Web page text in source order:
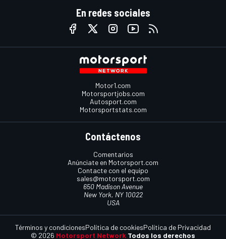
En redes sociales
Motor1.com
Motorsportjobs.com
Autosport.com
Motorsportstats.com
Contáctenos
Comentarios
Anúnciate en Motorsport.com
Contacte con el equipo
sales@motorsport.com
650 Madison Avenue
New York, NY 10022
USA
© 2026 Motorsport Network Todos los derechos
Términos y condicionesPolítica de cookiesPolítica de Privacidad